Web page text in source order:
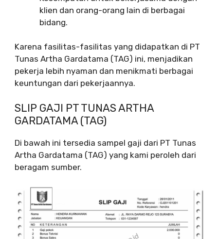
klien dan orang-orang lain di berbagai
bidang.
Karena fasilitas-fasilitas yang didapatkan di PT
Tunas Artha Gardatama (TAG) ini, menjadikan
pekerja lebih nyaman dan menikmati berbagai
keuntungan dari pekerjaannya.
SLIP GAJI PT TUNAS ARTHA
GARDATAMA (TAG)
Di bawah ini tersedia sampel gaji dari PT Tunas
Artha Gardatama (TAG) yang kami peroleh dari
beragam sumber.